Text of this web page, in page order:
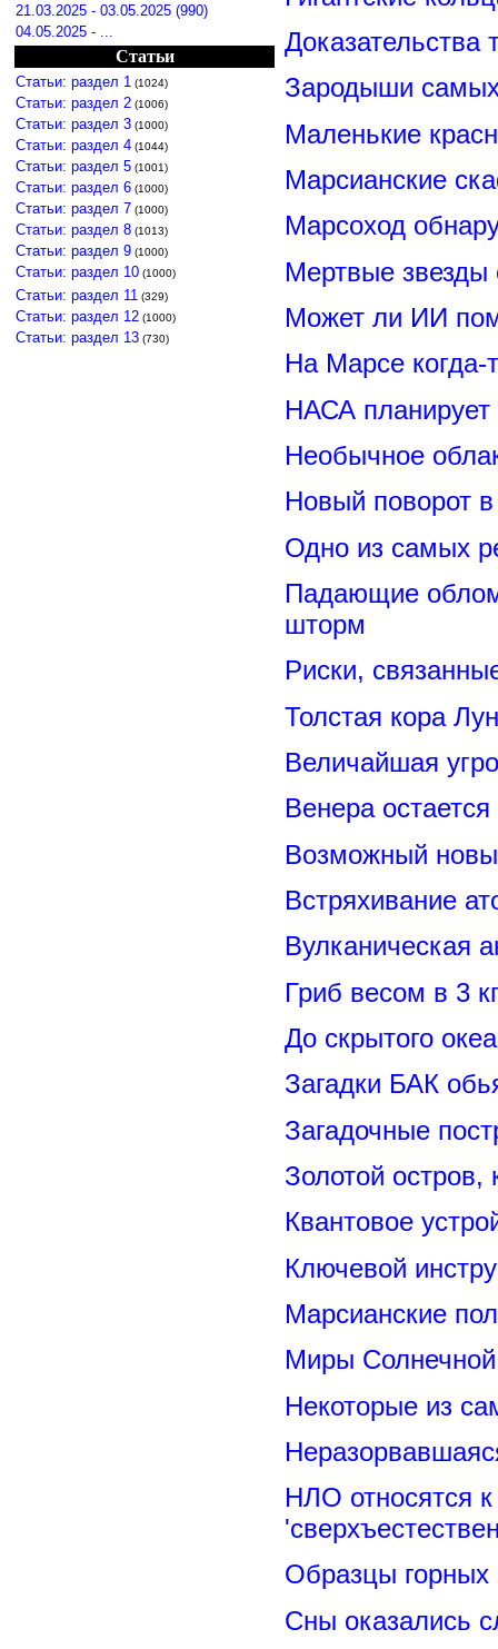
21.03.2025 - 03.05.2025 (990)
04.05.2025 - ...
Статьи
Статьи: раздел 1 (1024)
Статьи: раздел 2 (1006)
Статьи: раздел 3 (1000)
Статьи: раздел 4 (1044)
Статьи: раздел 5 (1001)
Статьи: раздел 6 (1000)
Статьи: раздел 7 (1000)
Статьи: раздел 8 (1013)
Статьи: раздел 9 (1000)
Статьи: раздел 10 (1000)
Статьи: раздел 11 (329)
Статьи: раздел 12 (1000)
Статьи: раздел 13 (730)
Доказательства
Зародыши самых
Маленькие
Марсианские
Марсоход
Мертвые звезды
Может ли ИИ
На Марсе когда-
НАСА
Необычное
Новый поворот
Одно из самых
Падающие
шторм
Риски,
Толстая кора
Величайшая
Венера
Возможный
Встряхивание
Вулканическая
Гриб весом в 3
До скрытого
Загадки БАК
Загадочные
Золотой остров,
Квантовое
Ключевой
Марсианские
Миры
Некоторые из
НЛО относятся к
Образцы горных
Сны оказались